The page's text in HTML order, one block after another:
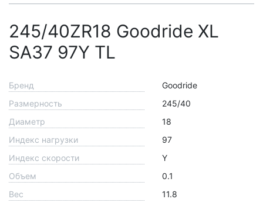
245/40ZR18 Goodride XL
SA37 97Y TL
Бренд
Goodride
Размерность
245/40
Диаметр
18
Индекс нагрузки
97
Индекс скорости
Y
Объем
0.1
Вес
11.8